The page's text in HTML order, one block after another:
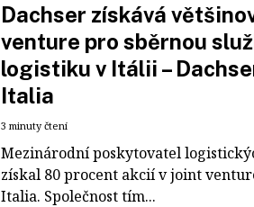
Dachser získává
venture pro sběrnou
logistiku v Itálii –
Italia
3 minuty čtení
Mezinárodní poskytovatel
získal 80 procent akcií v joint
Italia. Společnost tím...